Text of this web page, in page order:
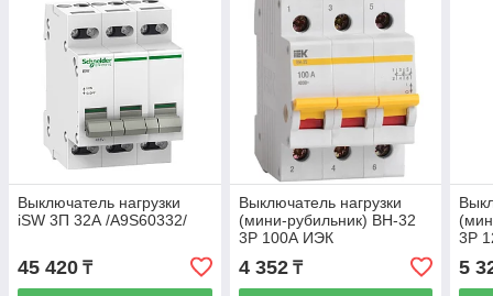
Выключатель нагрузки
iSW 3П 32А /A9S60332/
45 420 ₸
Выключатель нагрузки
(мини-рубильник) ВН-32
3Р 100А ИЭК
4 352₸
3Р
5